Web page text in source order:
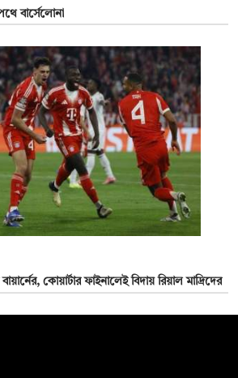
বার্সেলোনা
কোয়ার্টার ফাইনালেই বিদায় রিয়াল মাদ্রিদের